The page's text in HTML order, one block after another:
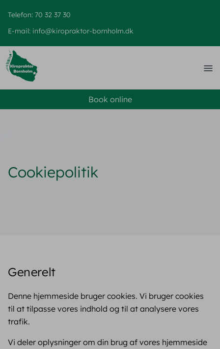
Telefon: 70 32 37 30
E-mail: info@kiropraktor-bornholm.dk
Book online
Cookiepolitik
Generelt
Denne hjemmeside bruger cookies. Vi bruger cookies
til at tilpasse vores indhold og til at analysere vores
trafik.
Vi deler oplysninger om din brug af vores hjemmeside